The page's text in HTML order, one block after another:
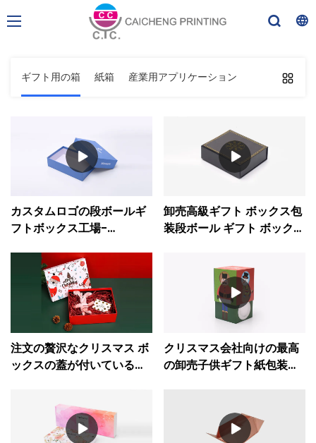
ギフト用の箱 紙箱 産業用アプリケーション
カスタムロゴの段ボールギ
フトボックス工場-
卸売高級ギフト ボックス包
装段ボール ギフト ボックス
注文の贅沢なクリスマス ボ
ックスの蓋が付いているボ
クリスマス会社向けの最高
の卸売子供ギフト紙包装箱